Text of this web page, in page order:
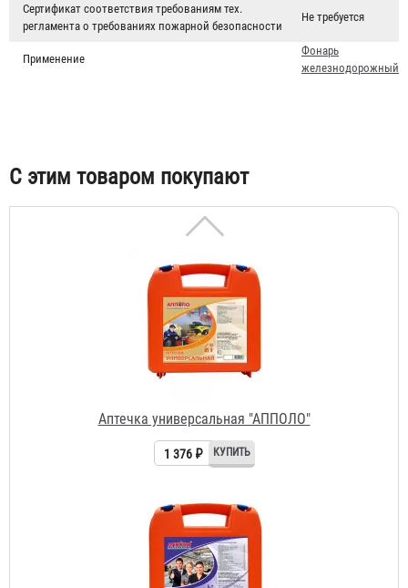
Сертификат соответствия требованиям тех.
регламента о требованиях пожарной безопасности
Не требуется
Применение
Фонарь
железнодорожный
С этим товаром покупают
Аптечка универсальная "АППОЛО"
1 376 ₽
Аптечка коллективная для офиса и производства